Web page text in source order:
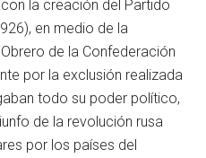
la creación del Partido
en medio de la
de la Confederación
por la exclusión realizada
todo su poder político,
de la revolución rusa
por los países del